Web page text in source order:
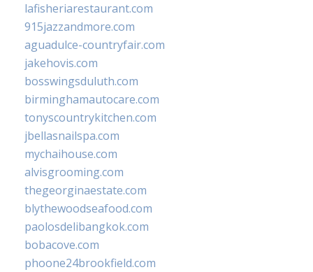
lafisheriarestaurant.com
915jazzandmore.com
aguadulce-countryfair.com
jakehovis.com
bosswingsduluth.com
birminghamautocare.com
tonyscountrykitchen.com
jbellasnailspa.com
mychaihouse.com
alvisgrooming.com
thegeorginaestate.com
blythewoodseafood.com
paolosdelibangkok.com
bobacove.com
phoone24brookfield.com